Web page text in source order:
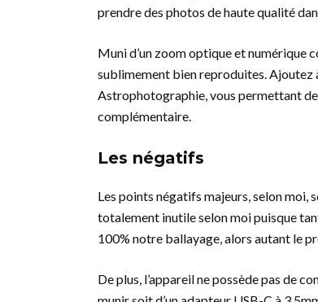
prendre des photos de haute qualité
Muni d’un zoom optique et numérique
sublimement bien reproduites. Ajoutez
Astrophotographie, vous permettant
complémentaire.
Les négatifs
Les points négatifs majeurs, selon moi,
totalement inutile selon moi puisque
100% notre ballayage, alors autant le
De plus, l’appareil ne possède pas de